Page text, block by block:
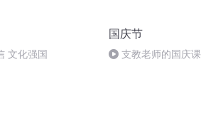
文化强国
国庆节
支教老师的国庆课